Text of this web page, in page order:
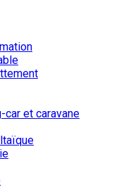
car et caravane